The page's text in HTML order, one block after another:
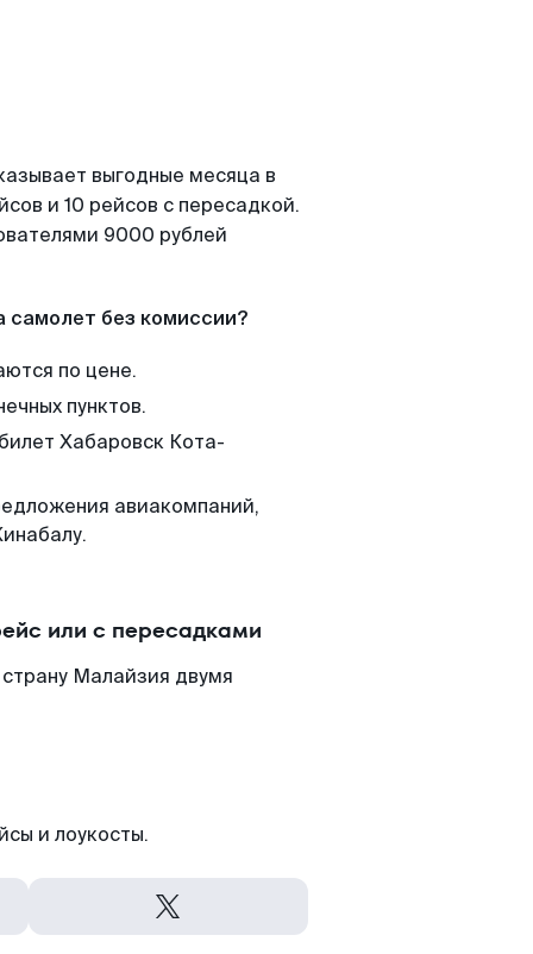
выгодные месяца в
и 10 рейсов с пересадкой.
9000 рублей
самолет без комиссии?
по цене.
пунктов.
Хабаровск Кота-
авиакомпаний,
или с пересадками
Малайзия двумя
и лоукосты.